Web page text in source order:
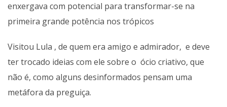
enxergava com potencial para transformar-se na
primeira grande potência nos trópicos
Visitou Lula , de quem era amigo e admirador, e deve
ter trocado ideias com ele sobre o ócio criativo, que
não é, como alguns desinformados pensam uma
metáfora da preguiça.